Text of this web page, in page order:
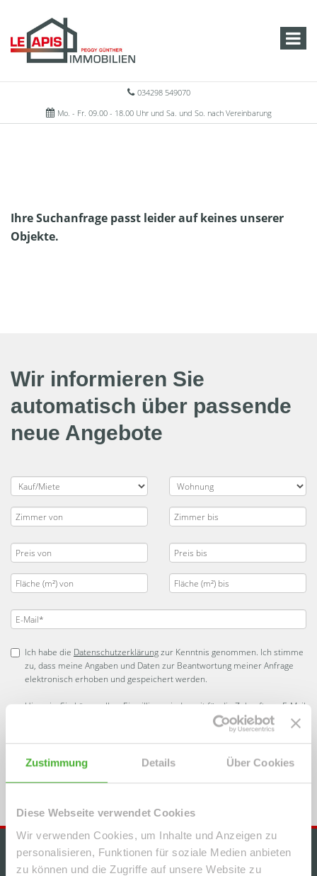
Zustimmung Details Über Cookies
Diese Webseite verwendet Cookies
Wir verwenden Cookies, um Inhalte und Anzeigen zu
personalisieren, Funktionen für soziale Medien anbieten
zu können und die Zugriffe auf unsere Website zu
034298 549070
Mo. - Fr. 09.00 - 18.00 Uhr und Sa. und So. nach Vereinbarung
Ihre Suchanfrage passt leider auf keines unserer
Objekte.
Wir informieren Sie
automatisch über passende
neue Angebote
Ich habe die Datenschutzerklärungzur Kenntnis genommen. Ich stimme
zu, dass meine Angaben und Daten zur Beantwortung meiner Anfrage
elektronisch erhoben und gespeichert werden.
Hinweis: Sie können Ihre Einwilligung jederzeit für die Zukunft per E-Mail
Absenden
IMMOBILIENANGEBOTE